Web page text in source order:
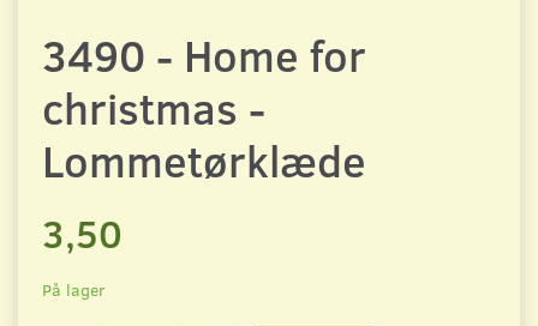
3490 - Home for
christmas -
Lommetørklæde
3,50
På lager